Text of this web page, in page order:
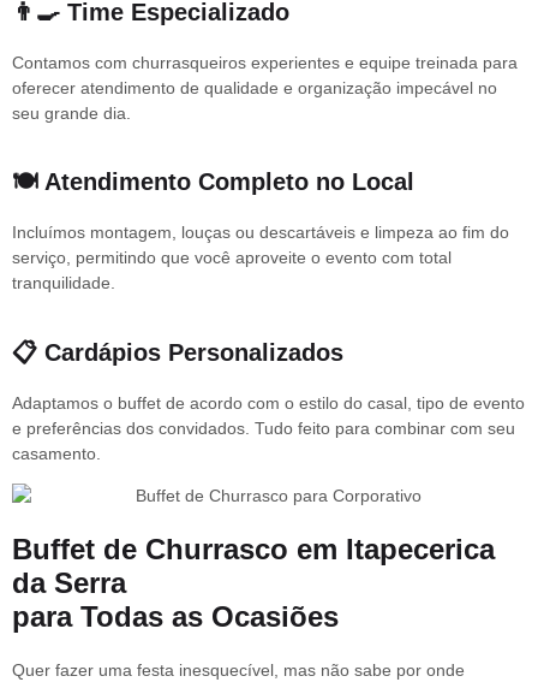
👨‍🍳 Time Especializado
Contamos com churrasqueiros experientes e equipe treinada para
oferecer atendimento de qualidade e organização impecável no
seu grande dia.
🍽️ Atendimento Completo no Local
Incluímos montagem, louças ou descartáveis e limpeza ao fim do
serviço, permitindo que você aproveite o evento com total
tranquilidade.
📋 Cardápios Personalizados
Adaptamos o buffet de acordo com o estilo do casal, tipo de evento
e preferências dos convidados. Tudo feito para combinar com seu
casamento.
Buffet de Churrasco em Itapecerica
da Serra
para Todas as Ocasiões
Quer fazer uma festa inesquecível, mas não sabe por onde